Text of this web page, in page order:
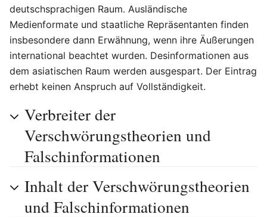
deutschsprachigen Raum. Ausländische
Medienformate und staatliche Repräsentanten finden
insbesondere dann Erwähnung, wenn ihre Äußerungen
international beachtet wurden. Desinformationen aus
dem asiatischen Raum werden ausgespart. Der Eintrag
erhebt keinen Anspruch auf Vollständigkeit.
Verbreiter der
Verschwörungstheorien und
Falschinformationen
Inhalt der Verschwörungstheorien
und Falschinformationen